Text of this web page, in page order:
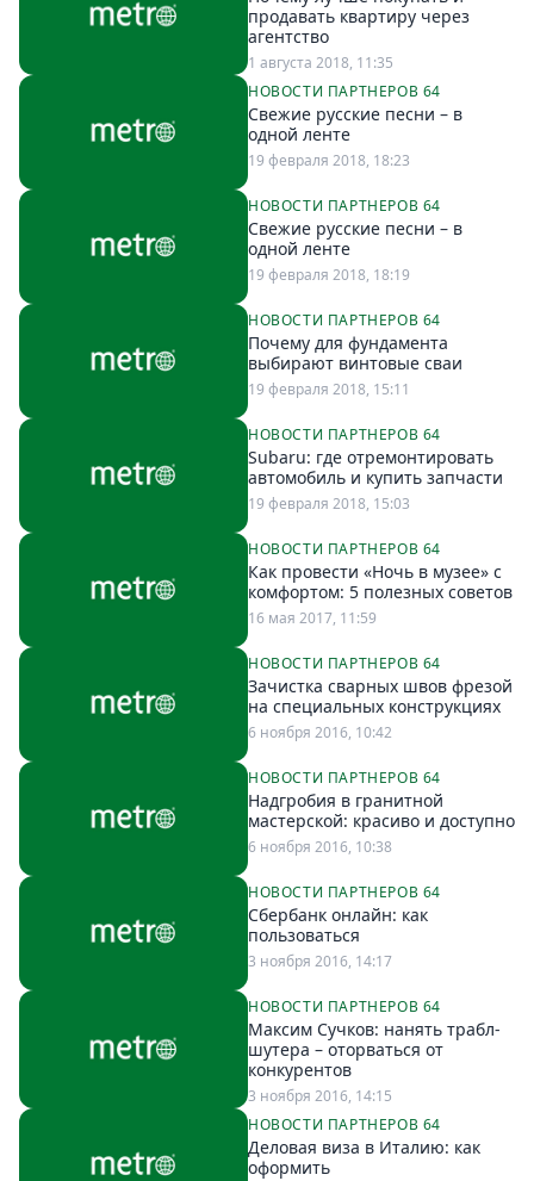
Россия
Еда
Театр
Кино
Выставки
О
Звезды
Metro
продавать квартиру через
агентство
1 августа 2018, 11:35
НОВОСТИ ПАРТНЕРОВ 64
Свежие русские песни – в
одной ленте
19 февраля 2018, 18:23
НОВОСТИ ПАРТНЕРОВ 64
Свежие русские песни – в
одной ленте
19 февраля 2018, 18:19
НОВОСТИ ПАРТНЕРОВ 64
Почему для фундамента
выбирают винтовые сваи
19 февраля 2018, 15:11
НОВОСТИ ПАРТНЕРОВ 64
Subaru: где отремонтировать
автомобиль и купить запчасти
19 февраля 2018, 15:03
НОВОСТИ ПАРТНЕРОВ 64
Как провести «Ночь в музее» с
комфортом: 5 полезных советов
16 мая 2017, 11:59
НОВОСТИ ПАРТНЕРОВ 64
Зачистка сварных швов фрезой
на специальных конструкциях
6 ноября 2016, 10:42
НОВОСТИ ПАРТНЕРОВ 64
Надгробия в гранитной
мастерской: красиво и доступно
6 ноября 2016, 10:38
НОВОСТИ ПАРТНЕРОВ 64
Сбербанк онлайн: как
пользоваться
3 ноября 2016, 14:17
НОВОСТИ ПАРТНЕРОВ 64
Максим Сучков: нанять трабл-
шутера – оторваться от
конкурентов
3 ноября 2016, 14:15
НОВОСТИ ПАРТНЕРОВ 64
Деловая виза в Италию: как
оформить